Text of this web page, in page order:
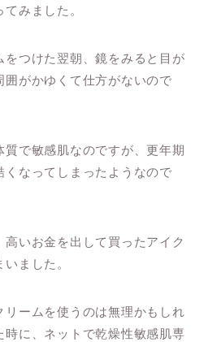
みました。
をつけた翌朝、鏡をみると目が
囲がかゆくて仕方がないので
で敏感肌なのですが、更年期
くなってしまったようなので
いお金を出して買ったアイク
ました。
リームを使うのは無理かもしれ
時に、ネットで乾燥性敏感肌専